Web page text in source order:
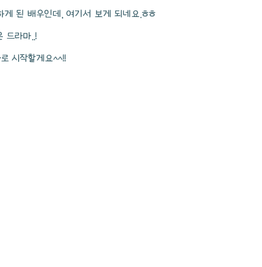
된 배우인데, 여기서 보게 되네요.ㅎㅎ
드라마..!
시작할게요^^!!